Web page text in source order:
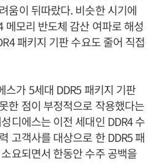
움이 뒤따랐다. 비슷한 시기에
메모리 반도체 감산 여파로 해성
패키지 기판 수요도 줄어 직접
스가 5세대 DDR5 패키지 기판
한 점이 부정적으로 작용했다는
디에스는 이전 세대인 DDR4 수
고객사를 대상으로 한 DDR5 패
요되면서 한동안 수주 공백을